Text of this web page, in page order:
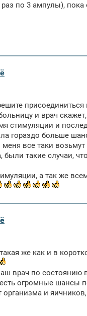
раз по 3 ампулы),
и врач
стимуляции и
гораздо больше
все таки
были такие случаи,
а так же
же как и в
врач по
огромные шансы
организма и